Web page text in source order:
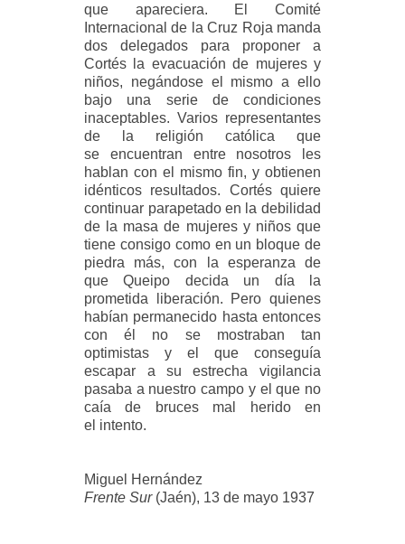
que apareciera. El Comité
Internacional de la Cruz Roja manda
dos delegados para proponer a
Cortés la evacuación de mujeres y
niños, negándose el mismo a ello
bajo una serie de condiciones
inaceptables. Varios representantes
de la religión católica que
se encuentran entre nosotros les
hablan con el mismo fin, y obtienen
idénticos resultados. Cortés quiere
continuar parapetado en la debilidad
de la masa de mujeres y niños que
tiene consigo como en un bloque de
piedra más, con la esperanza de
que Queipo decida un día la
prometida liberación. Pero quienes
habían permanecido hasta entonces
con él no se mostraban tan
optimistas y el que conseguía
escapar a su estrecha vigilancia
pasaba a nuestro campo y el que no
caía de bruces mal herido en
el intento.
Miguel Hernández
Frente Sur(Jaén), 13 de mayo 1937